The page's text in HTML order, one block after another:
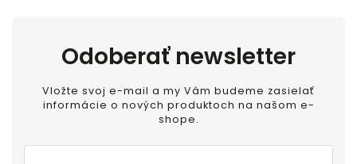
Odoberať newsletter
Vložte svoj e-mail a my Vám budeme zasielať
informácie o nových produktoch na našom e-
shope.